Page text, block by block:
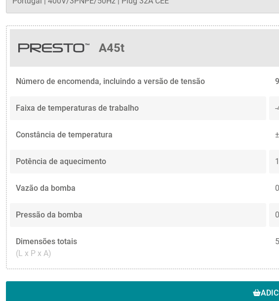
A45t
Número de encomenda, incluindo a versão de tensão
Faixa de temperaturas de trabalho -
Constância de temperatura
Potência de aquecimento
Vazão da bomba
Pressão da bomba
Dimensões totais
(L x P x A)